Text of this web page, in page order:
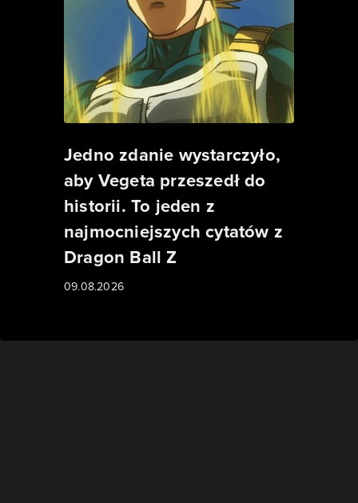
Jedno zdanie wystarczyło,
aby Vegeta przeszedł do
historii. To jeden z
najmocniejszych cytatów z
Dragon Ball Z
09.08.2026